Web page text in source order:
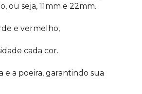
ou seja, 11mm e 22mm.
e vermelho,
cada cor.
e a poeira, garantindo sua